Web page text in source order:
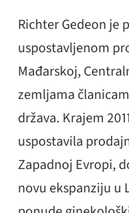
Richter Gedeon je
uspostavljenom
Mađarskoj,
zemljama
država. Krajem
uspostavila
Zapadnoj Evropi,
novu ekspanziju u